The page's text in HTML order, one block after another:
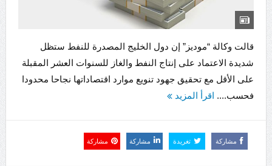
قالت وكالة “موديز” إن دول الخليج المصدرة للنفط ستظل
شديدة الاعتماد على إنتاج النفط والغاز للسنوات العشر المقبلة
على الأقل مع تحقيق جهود تنويع موارد اقتصاداتها نجاحا محدودا
فحسب.... اقرأ المزيد
مشاركة تغريدة مشاركة مشاركة